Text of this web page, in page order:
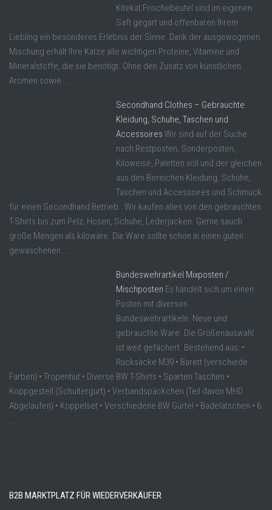
Kitekat Frischebeutel sind im eigenen
Saft gegart und offenbaren Ihrem
Liebling ein besonderes Erlebnis der Sinne. Dank der ausgewogenen
Mischung erhält Ihre Katze alle wichtigen Proteine, Vitamine und
Mineralstoffe, die sie benötigt. Ohne den Zusatz von künstlichen
Aromen sowie ...
Secondhand Clothes – Gebrauchte
Kleidung, Schuhe, Taschen und
Accessoires Wir sind auf der Suche
nach Restposten, Sonderposten,
Kiloweise, Paletten voll und der gleichen
aus den Bereichen Kleidung, Schuhe,
Taschen und Accessoires und Schmuck
für einen Secondhand Betrieb. Wir kaufen alles von den gebrauchten
T-Shirts bis zum Pelz, Hosen, Schuhe, Lederjacken. Gerne sauch
große Mengen als kiloware. Die Ware sollte schon in einen guten
gewaschenen ...
Bundeswehrartikel Mixposten /
Mischposten Es handelt sich um einen
Posten mit diversen
Bundeswehrartikeln. Neue und
gebrauchte Ware. Die Größenauswahl
ist weit gefächert. Bestehend aus: •
Rucksäcke M39 • Barett (verschiede
Farben) • Tropenhut • Diverse BW T-Shirts • Sparten Taschen •
Koppgestell (Schultergurt) • Verbandspäckchen (Teil davon MHD
Abgelaufen) • Koppelset • Verschiedene BW Gürtel • Badelatschen • 6
...
B2B MARKTPLATZ FÜR WIEDERVERKÄUFER